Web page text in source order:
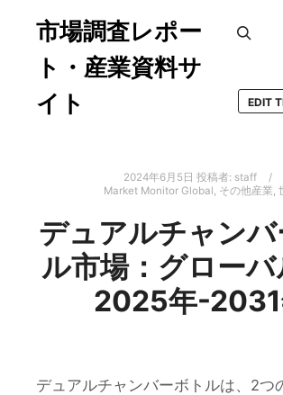
市場調査レポー
ト・産業資料サ
イト
EDIT
2024年6月5日 投稿者: staff
Market Monitor Global, その他産業,
デュアルチャンバ
ル市場：グローバ
2025年-
デュアルチャンバーボトルは、2つ